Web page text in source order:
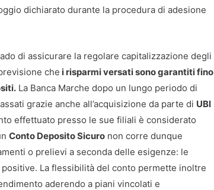
dichiarato durante la procedura di adesione
di assicurare la regolare capitalizzazione degli
che i risparmi versati sono garantiti fino
La Banca Marche dopo un lungo periodo di
grazie anche all’acquisizione da parte di UBI
effettuato presso le sue filiali è considerato
Conto Deposito Sicuro non corre dunque
o prelievi a seconda delle esigenze: le
La flessibilità del conto permette inoltre
aderendo a piani vincolati e